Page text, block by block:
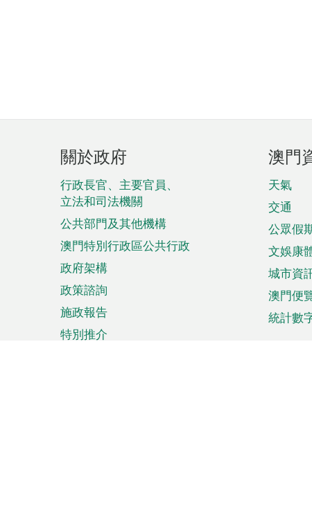
頁
腳
菜
單
關於政府
行政長官、主要官員、
立法和司法機關
公共部門及其他機構
澳門特別行政區公共行政
政府架構
政策諮詢
施政報告
特別推介
澳門
天氣
交通
公眾假
文娛康
城市資
澳門便
統計數